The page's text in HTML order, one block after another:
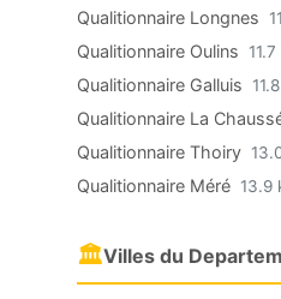
Qualitionnaire Longnes
Qualitionnaire Oulins
Qualitionnaire Galluis
Qualitionnaire La
Qualitionnaire Thoiry
Qualitionnaire Méré 13.9
🏛Villes du